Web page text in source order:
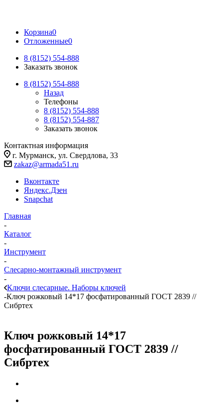
Корзина0
Отложенные0
8 (8152) 554-888
Заказать звонок
8 (8152) 554-888
Назад
Телефоны
8 (8152) 554-888
8 (8152) 554-887
Заказать звонок
Контактная информация
г. Мурманск, ул. Свердлова, 33
zakaz@armada51.ru
Вконтакте
Яндекс.Дзен
Snapchat
Главная
-
Каталог
-
Инструмент
-
Слесарно-монтажный инструмент
-
Ключи слесарные. Наборы ключей
-Ключ рожковый 14*17 фосфатированный ГОСТ 2839 //
Сибртех
Ключ рожковый 14*17
фосфатированный ГОСТ 2839 //
Сибртех